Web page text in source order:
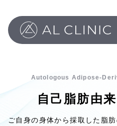
Autologous Adipose-
自己脂肪由
ご自身の身体から採取した脂